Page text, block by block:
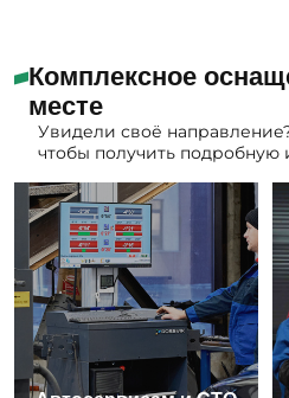
Комплексное
месте
Увидели своё
чтобы получить